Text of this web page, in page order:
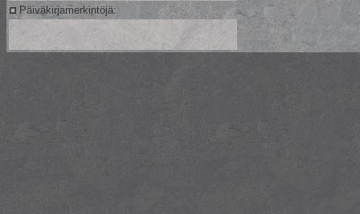
Päiväkirjamerkintöjä: